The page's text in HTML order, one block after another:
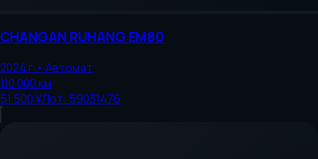
CHANGAN RUHANG EM80
2024г.• Автомат
110 000км
51 500 ¥Лот: 59031476